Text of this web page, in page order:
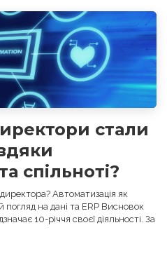
стали
спільноті?
Автоматизація як
на дані та ERP Висновок
10-річчя своєї діяльності. За